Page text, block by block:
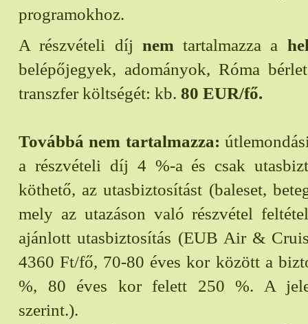
programokhoz.
A részvételi díj nem tartalmazza a
belépőjegyek, adományok, Róma
transzfer költségét: kb. 80 EUR/fő.
Továbbá nem tartalmazza:
a részvételi díj 4 %-a és csak
köthető, az utasbiztosítást (baleset,
mely az utazáson való részvétel
ajánlott utasbiztosítás (EUB Air &
4360 Ft/fő, 70-80 éves kor között a
%, 80 éves kor felett 250 %. A
szerint.).